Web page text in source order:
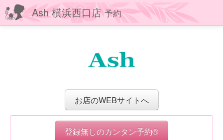
Ash 横浜西口店予約
お店のWEBサイトへ
登録無しのカンタン予約®